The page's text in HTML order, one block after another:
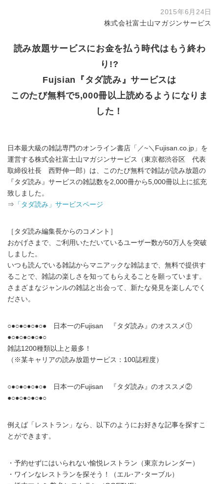
2015年6月24日
株式会社富士山マガジンサービス
読み放題サービスにお金を払う時代はもう終わ
り!?
Fujsian『タダ読み』サービスは
このたび無料で5,000冊以上読めるようになりま
した！
日本最大級の雑誌専門のオンライン書店「／~＼Fujisan.co.jp」を
運営する株式会社富士山マガジンサービス（東京都渋谷区 代表
取締役社長 西野伸一郎）は、このたび無料で雑誌が読み放題の
『タダ読み』サービスの雑誌数を2,000冊から5,000冊以上に拡充
致しました。
⇒ 「タダ読み」サービスページ
［タダ読み編集長からのコメント］
おかげさまで、ご利用いただいているユーザー数が50万人を突破
しました。
いつも読んでいる雑誌からマニアックな雑誌まで、無料で提供す
ることで、雑誌の楽しさを知ってもらえることを願っています。
さまざまなジャンルの雑誌と出会って、新たな発見を楽しんでく
ださい。
○●○●○●○●○● 日本一のFujisan 『タダ読み』のオススメ①
●○●○●○●○●○
雑誌1200種類以上と最多！
（※某キャリアの読み放題サービス：100誌程度）
○●○●○●○●○● 日本一のFujisan 『タダ読み』のオススメ②
●○●○●○●○●○
例えば「レストラン」なら、以下のようにお好きな記事を探すこ
とができます。
・予約せずにはいられない愉悦レストラン（東京カレンダー）
・ワインなレストランを探そう！（エル･ア･ターブル）